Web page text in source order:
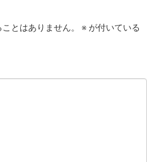
とはありません。 ※ が付いている